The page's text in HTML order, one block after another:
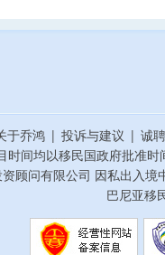
于乔鸿 | 投诉与建议 | 诚
时间均以移民国政府批准
顾问有限公司 因私出入
巴尼亚移